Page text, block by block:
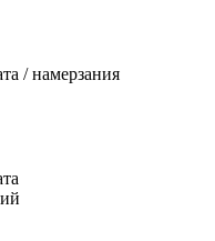
/ намерзания